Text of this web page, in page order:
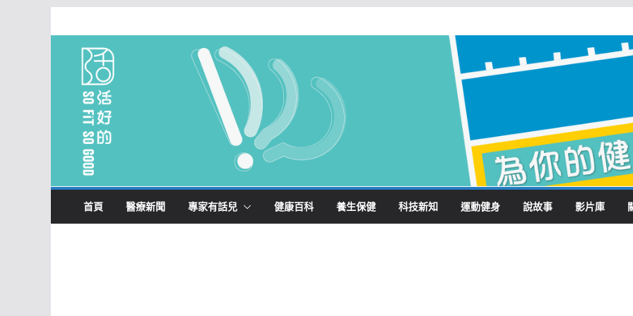
content
首頁 醫療新聞 專家有話兒 健康百科 養生保健 科技新知 運動健身 說故事 影片庫